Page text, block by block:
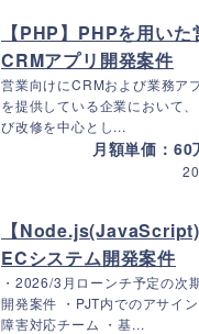
【PHP】PHPを用い
CRMアプリ開発案件
営業向けにCRMおよび業務ア
を提供している企業において
び改修を中心とし...
月額単価：60
【Node.js(JavaScript)
ECシステム開発案件
・2026/3月ローンチ予定の次
開発案件 ・PJT内でのアサイ
障害対応チーム ・基...